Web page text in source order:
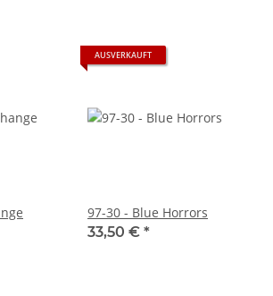
AUSVERKAUFT
97-30 - Blue Horrors
33,50 € *